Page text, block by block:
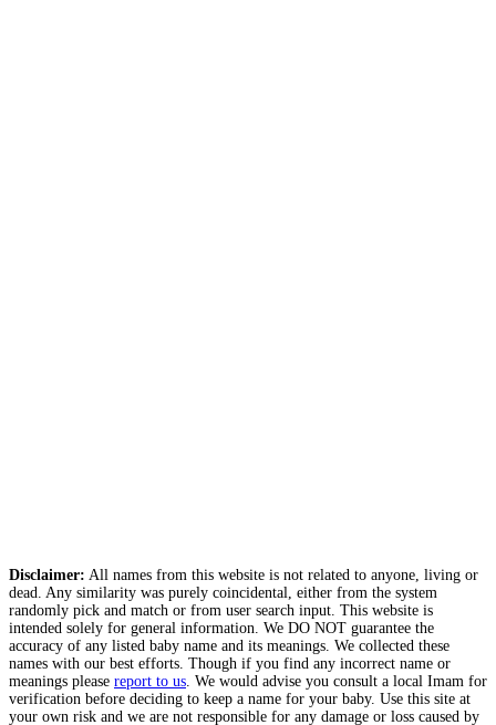
Disclaimer: All names from this website is not related to anyone, living or
dead. Any similarity was purely coincidental, either from the system
randomly pick and match or from user search input. This website is
intended solely for general information. We DO NOT guarantee the
accuracy of any listed baby name and its meanings. We collected these
names with our best efforts. Though if you find any incorrect name or
meanings please report to us . We would advise you consult a local Imam for
verification before deciding to keep a name for your baby. Use this site at
your own risk and we are not responsible for any damage or loss caused by